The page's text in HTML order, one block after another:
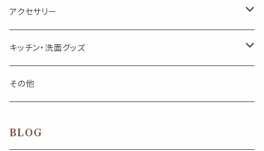
スクリュー容器
チューブ
スライドケース
サシェ・香り袋
アロマオイルウォーマー
アロマストーン
音楽・楽器
ポストカード・メッセージカード
フック・マグネット・画鋲
ステッカー・マスキングテープ・付箋
キャンドル・お香
ウォールアイテム
フック・マグネット・画鋲
収納・小物トレー
アクセサリー
ブローチ・ピンバッチ
ピアス
キッチン・洗面グッズ
カトラリー
その他
BLOG